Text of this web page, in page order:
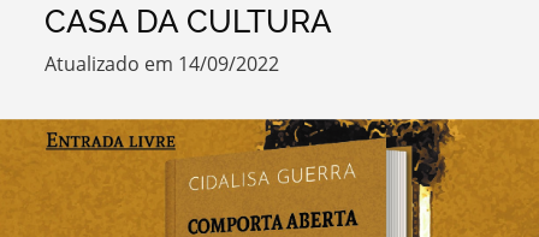
Categorias
CASA DA CULTURA
Atualizado em 14/09/2022